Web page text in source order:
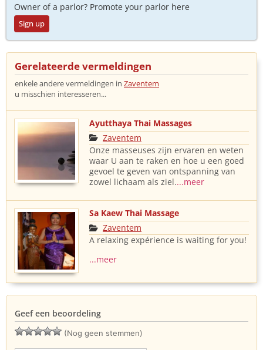
Owner of a parlor? Promote your parlor here
Sign up
Gerelateerde vermeldingen
enkele andere vermeldingen in Zaventem
u misschien interesseren...
Ayutthaya Thai Massages
Zaventem
Onze masseuses zijn ervaren en weten
waar U aan te raken en hoe u een goed
gevoel te geven van ontspanning van
zowel lichaam als ziel....meer
Sa Kaew Thai Massage
Zaventem
A relaxing expérience is waiting for you!
...meer
Geef een beoordeling
(Nog geen stemmen)